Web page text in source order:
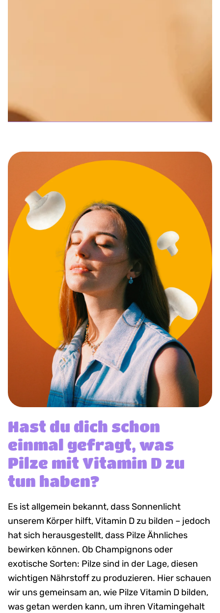
Hast du dich schon
einmal gefragt, was
Pilze mit Vitamin D zu
tun haben?
Es ist allgemein bekannt, dass Sonnenlicht
unserem Körper hilft, Vitamin D zu bilden – jedoch
hat sich herausgestellt, dass Pilze Ähnliches
bewirken können. Ob Champignons oder
exotische Sorten: Pilze sind in der Lage, diesen
wichtigen Nährstoff zu produzieren. Hier schauen
wir uns gemeinsam an, wie Pilze Vitamin D bilden,
was getan werden kann, um ihren Vitamingehalt